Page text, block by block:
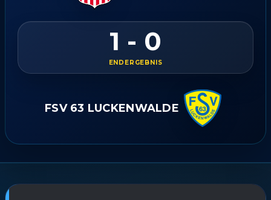
1 - 0
ENDERGEBNIS
FSV 63 LUCKENWALDE